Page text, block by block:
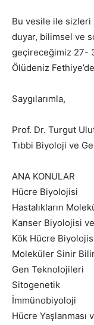
Bu vesile ile
duyar, bilimsel ve
geçireceğimiz 27-
Ölüdeniz
Saygılarımla,
Prof. Dr. Turgut
Tıbbi Biyoloji ve
ANA KONULAR
Hücre Biyolojisi
Hastalıkların
Kanser Biyolojisi
Kök Hücre
Moleküler Sinir
Gen Teknolojileri
Sitogenetik
İmmünobiyoloji
Hücre Yaşlanması